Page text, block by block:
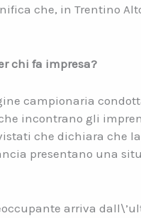
che, in Trentino
chi fa impresa?
campionaria
incontrano gli
che dichiara che
presentano una
arriva